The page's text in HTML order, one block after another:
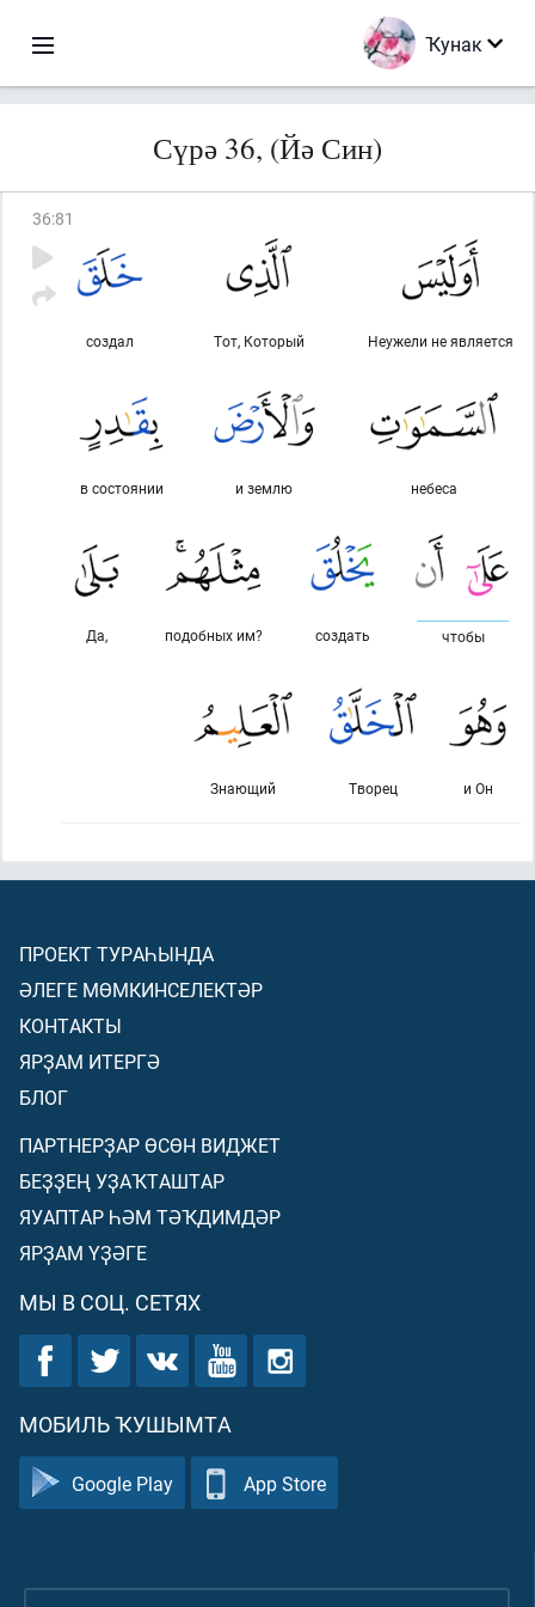
Ҡунак
Сүрә 36, (Йә Син)
36:81
Неужели не является
Тот, Который
создал
небеса
и землю
в состоянии
чтобы
создать
подобных им?
Да,
и Он
Творец
Знающий
ПРОЕКТ ТУРАҺЫНДА
ӘЛЕГЕ МӨМКИНСЕЛЕКТӘР
КОНТАКТЫ
ЯРҘАМ ИТЕРГӘ
БЛОГ
ПАРТНЕРҘАР ӨСӨН ВИДЖЕТ
БЕҘҘЕҢ УҘАҠТАШТАР
ЯУАПТАР ҺӘМ ТӘҠДИМДӘР
ЯРҘАМ ҮҘӘГЕ
МЫ В СОЦ. СЕТЯХ
МОБИЛЬ ҠУШЫМТА
Google Play App Store